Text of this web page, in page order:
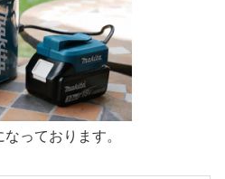
っております。